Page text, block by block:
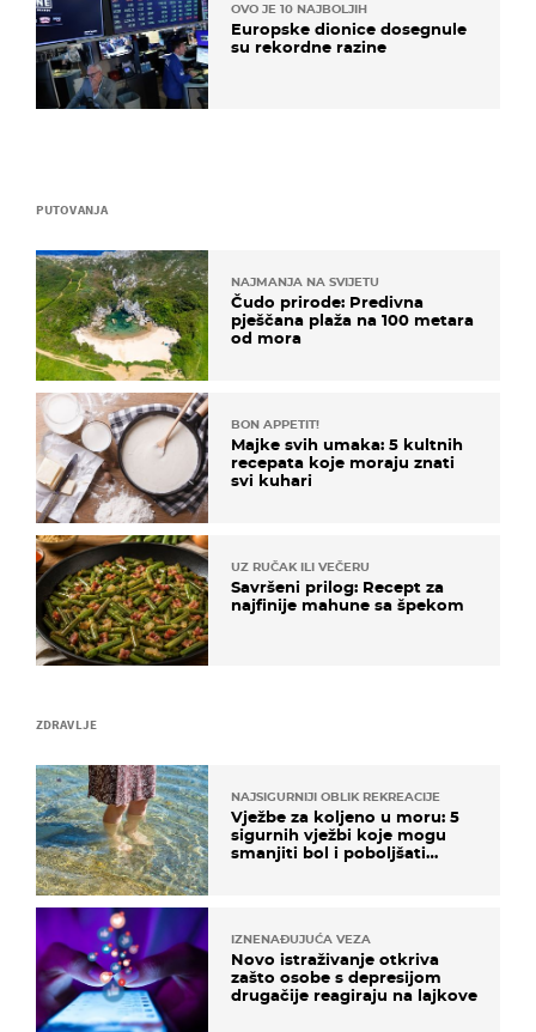
ZDRAVLJE
NAJSIGURNIJI OBLIK REKREACIJE
Vježbe za koljeno u moru: 5
sigurnih vježbi koje mogu
smanjiti bol i poboljšati
IZNENAĐUJUĆA VEZA
Novo istraživanje otkriva
zašto osobe s depresijom
drugačije reagiraju na lajkove
PUTOVANJA
NAJMANJA NA SVIJETU
Čudo prirode: Predivna
pješčana plaža na 100 metara
od mora
BON APPETIT!
Majke svih umaka: 5 kultnih
recepata koje moraju znati
svi kuhari
UZ RUČAK ILI VEČERU
Savršeni prilog: Recept za
najfinije mahune sa špekom
OVO JE 10 NAJBOLJIH
Europske dionice dosegnule
su rekordne razine